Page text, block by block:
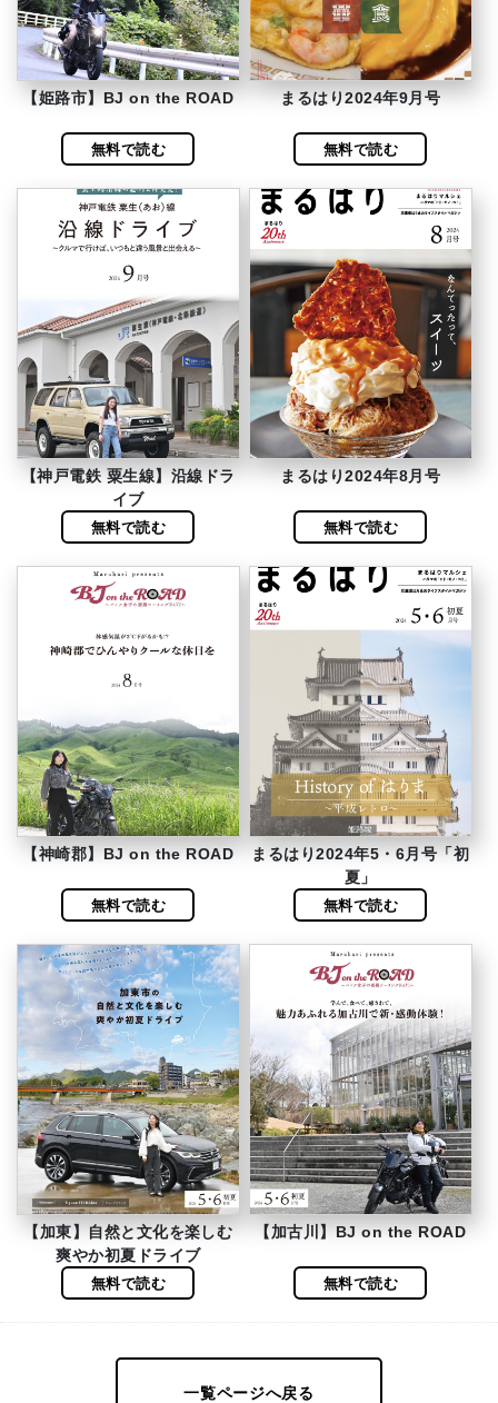
【姫路市】BJ on the ROAD
無料で読む
まるはり2024年9月号
無料で読む
【神戸電鉄 粟生線】沿線ドラ
イブ
無料で読む
まるはり2024年8月号
無料で読む
【神崎郡】BJ on the ROAD
無料で読む
まるはり2024年5・6月号「初
夏」
無料で読む
【加東】自然と文化を楽しむ
爽やか初夏ドライブ
無料で読む
【加古川】BJ on the ROAD
無料で読む
一覧ページへ戻る